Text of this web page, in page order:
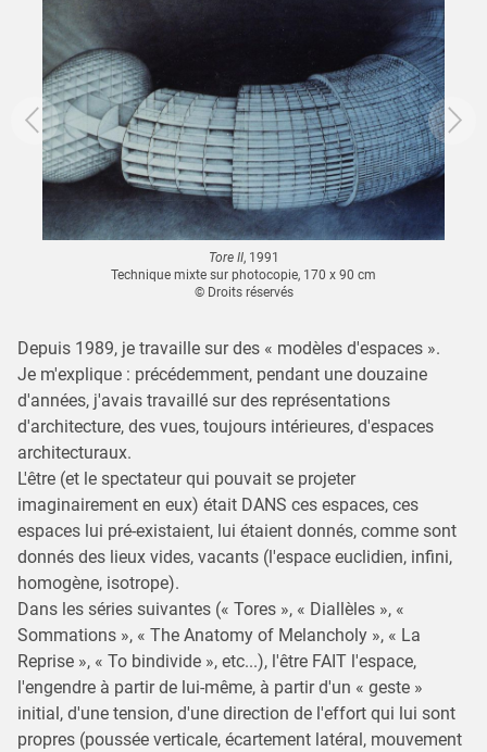
Tore II, 1991
Technique mixte sur photocopie, 170 x 90 cm
© Droits réservés
Depuis 1989, je travaille sur des « modèles d'espaces ».
Je m'explique : précédemment, pendant une douzaine
d'années, j'avais travaillé sur des représentations
d'architecture, des vues, toujours intérieures, d'espaces
architecturaux.
L'être (et le spectateur qui pouvait se projeter
imaginairement en eux) était DANS ces espaces, ces
espaces lui pré-existaient, lui étaient donnés, comme sont
donnés des lieux vides, vacants (l'espace euclidien, infini,
homogène, isotrope).
Dans les séries suivantes (« Tores », « Diallèles », «
Sommations », « The Anatomy of Melancholy », « La
Reprise », « To bindivide », etc...), l'être FAIT l'espace,
l'engendre à partir de lui-même, à partir d'un « geste »
initial, d'une tension, d'une direction de l'effort qui lui sont
propres (poussée verticale, écartement latéral, mouvement